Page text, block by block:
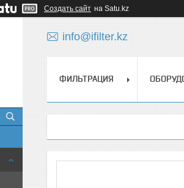
Создать сайт на Satu.kz
info@ifilter.kz
ФИЛЬТРАЦИЯ